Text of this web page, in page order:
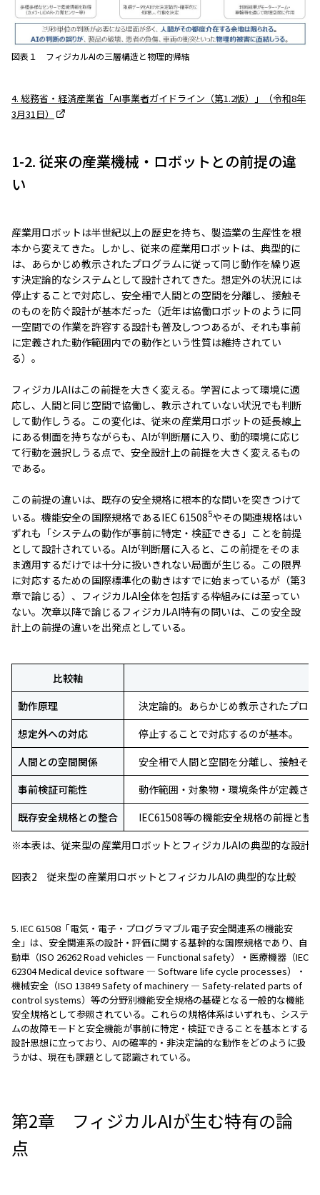
図表１ フィジカルAIの三層構造と物理的帰結
4. 総務省・経済産業省「AI事業者ガイドライン（第1.2版）」（令和8年
3月31日）
1-2. 従来の産業機械・ロボットとの前提の違
い
産業用ロボットは半世紀以上の歴史を持ち、製造業の生産性を根
本から変えてきた。しかし、従来の産業用ロボットは、典型的に
は、あらかじめ教示されたプログラムに従って同じ動作を繰り返
す決定論的なシステムとして設計されてきた。想定外の状況には
停止することで対応し、安全柵で人間との空間を分離し、接触そ
のものを防ぐ設計が基本だった（近年は協働ロボットのように同
一空間での作業を許容する設計も普及しつつあるが、それも事前
に定義された動作範囲内での動作という性質は維持されてい
る）。
フィジカルAIはこの前提を大きく変える。学習によって環境に適
応し、人間と同じ空間で協働し、教示されていない状況でも判断
して動作しうる。この変化は、従来の産業用ロボットの延長線上
にある側面を持ちながらも、AIが判断層に入り、動的環境に応じ
て行動を選択しうる点で、安全設計上の前提を大きく変えるもの
である。
この前提の違いは、既存の安全規格に根本的な問いを突きつけて
いる。機能安全の国際規格であるIEC 615085やその関連規格はい
ずれも「システムの動作が事前に特定・検証できる」ことを前提
として設計されている。AIが判断層に入ると、この前提をそのま
ま適用するだけでは十分に扱いきれない局面が生じる。この限界
に対応するための国際標準化の動きはすでに始まっているが（第3
章で論じる）、フィジカルAI全体を包括する枠組みには至ってい
ない。次章以降で論じるフィジカルAI特有の問いは、この安全設
計上の前提の違いを出発点としている。
比較軸
動作原理
決定論的。あらかじめ教示されたプロ
想定外への対応
停止することで対応するのが基本。
人間との空間関係
安全柵で人間と空間を分離し、接触そ
事前検証可能性
動作範囲・対象物・環境条件が定義さ
既存安全規格との整合
IEC61508等の機能安全規格の前提と整
※本表は、従来型の産業用ロボットとフィジカルAIの典型的な設計
図表2 従来型の産業用ロボットとフィジカルAIの典型的な比較
5. IEC 61508「電気・電子・プログラマブル電子安全関連系の機能安
全」は、安全関連系の設計・評価に関する基幹的な国際規格であり、自
動車（ISO 26262 Road vehicles — Functional safety）・医療機器（IEC
62304 Medical device software — Software life cycle processes）・
機械安全（ISO 13849 Safety of machinery — Safety-related parts of
control systems）等の分野別機能安全規格の基礎となる一般的な機能
安全規格として参照されている。これらの規格体系はいずれも、システ
ムの故障モードと安全機能が事前に特定・検証できることを基本とする
設計思想に立っており、AIの確率的・非決定論的な動作をどのように扱
うかは、現在も課題として認識されている。
第2章 フィジカルAIが生む特有の論
点